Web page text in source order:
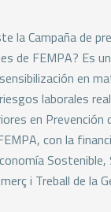
la Campaña de
de FEMPA? Es
en
laborales
en Prevención
con la
i Treball de la